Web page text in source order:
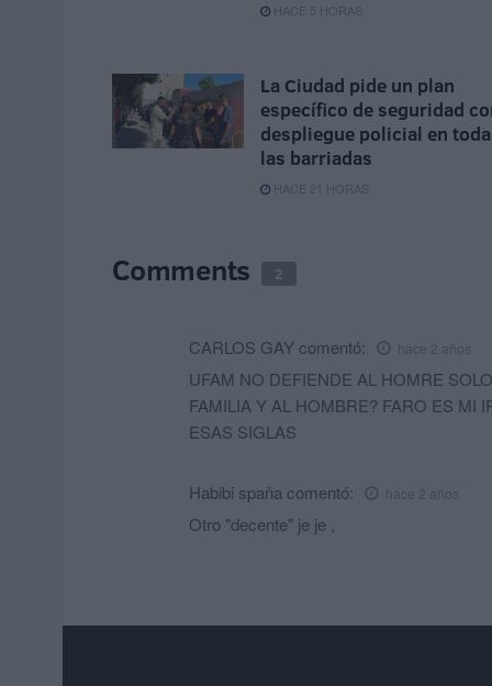
HACE 5 HORAS
La Ciudad pide un plan
específico de seguridad
despliegue policial en
las barriadas
HACE 21 HORAS
Comments 2
CARLOS GAY comentó: hace 2 años
UFAM NO DEFIENDE AL HOMRE
FAMILIA Y AL HOMBRE? FARO ES MI
ESAS SIGLAS
Habibi spaña comentó: hace 2 años
Otro "decente" je je ,